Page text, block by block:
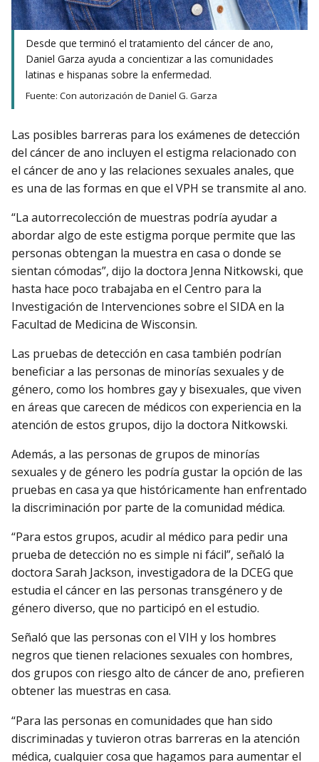
Desde que terminó el tratamiento del cáncer de ano,
Daniel Garza ayuda a concientizar a las comunidades
latinas e hispanas sobre la enfermedad.
Fuente: Con autorización de Daniel G. Garza
Las posibles barreras para los exámenes de detección
del cáncer de ano incluyen el estigma relacionado con
el cáncer de ano y las relaciones sexuales anales, que
es una de las formas en que el VPH se transmite al ano.
“La autorrecolección de muestras podría ayudar a
abordar algo de este estigma porque permite que las
personas obtengan la muestra en casa o donde se
sientan cómodas”, dijo la doctora Jenna Nitkowski, que
hasta hace poco trabajaba en el Centro para la
Investigación de Intervenciones sobre el SIDA en la
Facultad de Medicina de Wisconsin.
Las pruebas de detección en casa también podrían
beneficiar a las personas de minorías sexuales y de
género, como los hombres gay y bisexuales, que viven
en áreas que carecen de médicos con experiencia en la
atención de estos grupos, dijo la doctora Nitkowski.
Además, a las personas de grupos de minorías
sexuales y de género les podría gustar la opción de las
pruebas en casa ya que históricamente han enfrentado
la discriminación por parte de la comunidad médica.
“Para estos grupos, acudir al médico para pedir una
prueba de detección no es simple ni fácil”, señaló la
doctora Sarah Jackson, investigadora de la DCEG que
estudia el cáncer en las personas transgénero y de
género diverso, que no participó en el estudio.
Señaló que las personas con el VIH y los hombres
negros que tienen relaciones sexuales con hombres,
dos grupos con riesgo alto de cáncer de ano, prefieren
obtener las muestras en casa.
“Para las personas en comunidades que han sido
discriminadas y tuvieron otras barreras en la atención
médica, cualquier cosa que hagamos para aumentar el